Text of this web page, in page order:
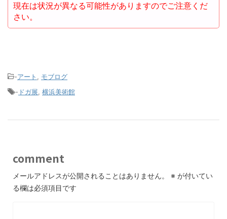
現在は状況が異なる可能性がありますのでご注意くだ
さい。
-アート
モブログ
- ドガ展 横浜美術館
comment
メールアドレスが公開されることはありません。 ※ が付いてい
る欄は必須項目です